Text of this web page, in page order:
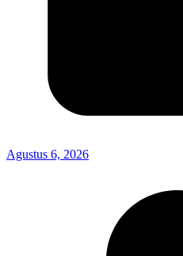
Agustus 6, 2026